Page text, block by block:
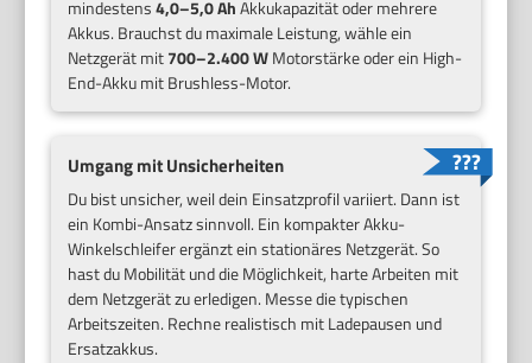
mindestens4,0–5,0 AhAkkukapazität oder mehrere
Akkus. Brauchst du maximale Leistung, wähle ein
Netzgerät mit700–2.400 WMotorstärke oder ein High-
End-Akku mit Brushless-Motor.
Umgang mit Unsicherheiten
Du bist unsicher, weil dein Einsatzprofil variiert. Dann ist
ein Kombi-Ansatz sinnvoll. Ein kompakter Akku-
Winkelschleifer ergänzt ein stationäres Netzgerät. So
hast du Mobilität und die Möglichkeit, harte Arbeiten mit
dem Netzgerät zu erledigen. Messe die typischen
Arbeitszeiten. Rechne realistisch mit Ladepausen und
Ersatzakkus.